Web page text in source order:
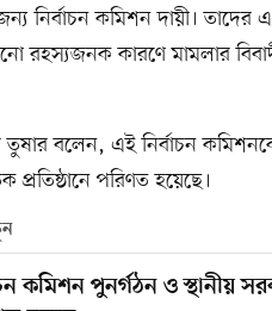
নির্বাচন কমিশন দায়ী। তাদের
রহস্যজনক কারণে মামলার
তুষার বলেন, এই নির্বাচন
প্রতিষ্ঠানে পরিণত হয়েছে।
কমিশন পুনর্গঠন ও স্থানীয়